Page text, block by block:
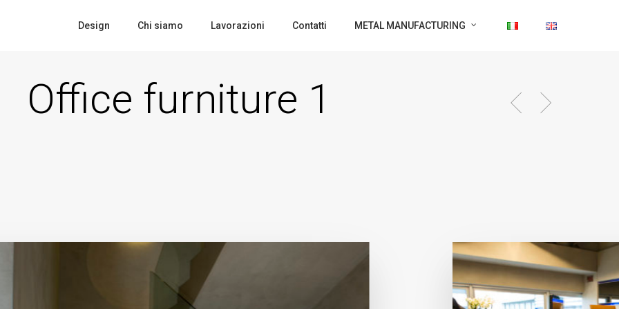
Design Chi siamo Lavorazioni Contatti METAL MANUFACTURING
Office furniture 1